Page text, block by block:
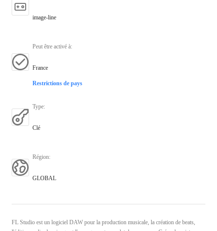
image-line
Peut être activé à:
France
Restrictions de pays
Type:
Clé
Région:
GLOBAL
FL Studio est un logiciel DAW pour la production musicale, la création de beats,